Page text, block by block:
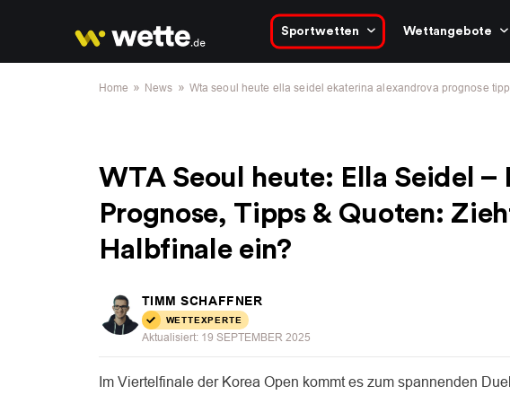
Sportwetten Wettangebote
Home » News » Wta seoul heute ella seidel ekaterina alexandrova prognose
WTA Seoul heute: Ella Seidel
Prognose, Tipps & Quoten:
Halbfinale ein?
TIMM SCHAFFNER
WETTEXPERTE
Aktualisiert: 19 SEPTEMBER 2025
Im Viertelfinale der Korea Open kommt es zum spannenden